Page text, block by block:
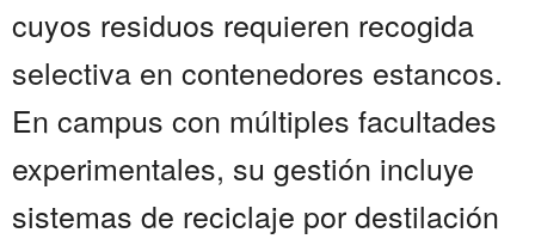
cuyos residuos requieren recogida
selectiva en contenedores estancos.
En campus con múltiples facultades
experimentales, su gestión incluye
sistemas de reciclaje por destilación